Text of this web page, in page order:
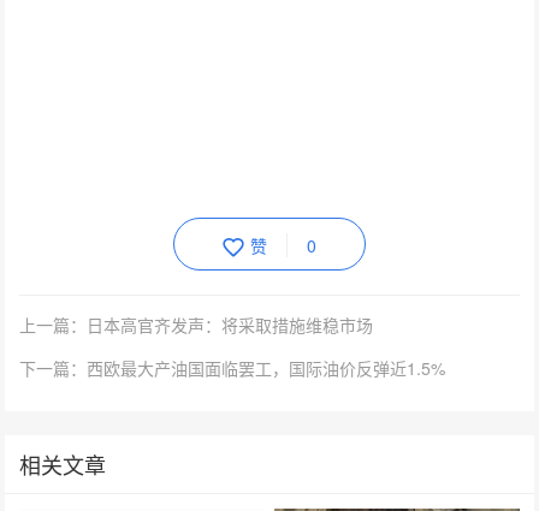
赞 0
上一篇：日本高官齐发声：将采取措施维稳市场
下一篇：西欧最大产油国面临罢工，国际油价反弹近1.5%
相关文章